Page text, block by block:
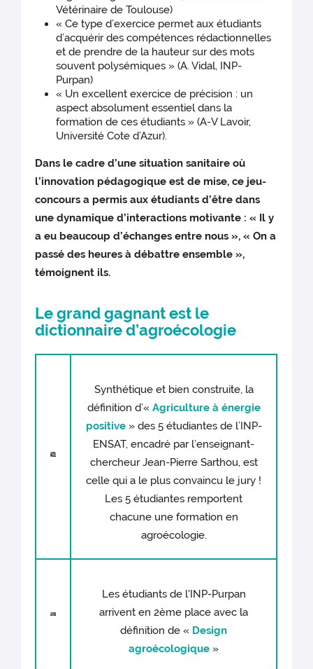
Vétérinaire de Toulouse)
« Ce type d’exercice permet aux étudiants
d’acquérir des compétences rédactionnelles
et de prendre de la hauteur sur des mots
souvent polysémiques » (A. Vidal, INP-
Purpan)
« Un excellent exercice de précision : un
aspect absolument essentiel dans la
formation de ces étudiants » (A-V Lavoir,
Université Cote d’Azur).
Dans le cadre d’une situation sanitaire où
l’innovation pédagogique est de mise, ce jeu-
concours a permis aux étudiants d’être dans
une dynamique d’interactions motivante : « Il y
a eu beaucoup d’échanges entre nous », « On a
passé des heures à débattre ensemble »,
témoignent ils.
Le grand gagnant est le
dictionnaire d’agroécologie
Synthétique et bien construite, la
définition d’« Agriculture à énergie
positive » des 5 étudiantes de l’INP-
ENSAT, encadré par l’enseignant-
chercheur Jean-Pierre Sarthou, est
celle qui a le plus convaincu le jury !
Les 5 étudiantes remportent
chacune une formation en
agroécologie.
Les étudiants de l'INP-Purpan
arrivent en 2ème place avec la
définition de « Design
agroécologique »